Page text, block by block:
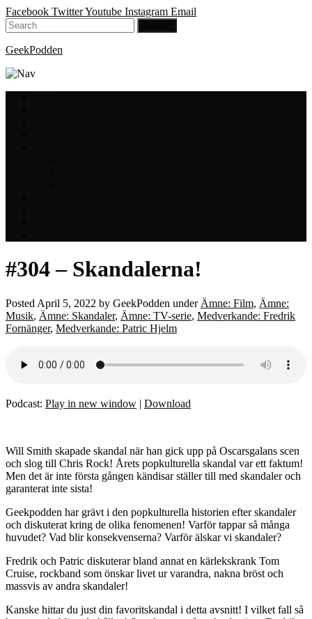
Facebook TwitterYoutube Instagram Email
GeekPodden
#304 – Skandalerna!
Posted April 5, 2022 by GeekPodden under Ämne: Film, Ämne:
Musik, Ämne: Skandaler, Ämne: TV-serie, Medverkande: Fredrik
Fornänger, Medverkande: Patric Hjelm
Podcast: Play in new window | Download
Will Smith skapade skandal när han gick upp på Oscarsgalans scen
och slog till Chris Rock! Årets popkulturella skandal var ett faktum!
Men det är inte första gången kändisar ställer till med skandaler och
garanterat inte sista!
Geekpodden har grävt i den popkulturella historien efter skandaler
och diskuterat kring de olika fenomenen! Varför tappar så många
huvudet? Vad blir konsekvenserna? Varför älskar vi skandaler?
Fredrik och Patric diskuterar bland annat en kärlekskrank Tom
Cruise, rockband som önskar livet ur varandra, nakna bröst och
massvis av andra skandaler!
Kanske hittar du just din favoritskandal i detta avsnitt! I vilket fall så